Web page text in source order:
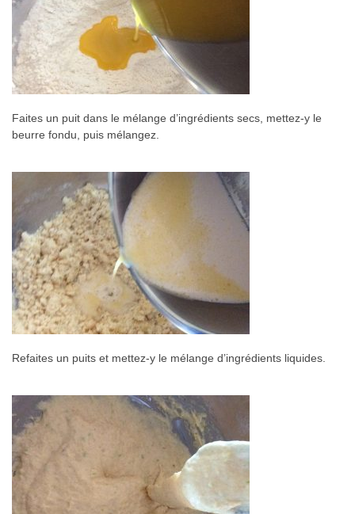
Faites un puit dans le mélange d’ingrédients secs, mettez-y le
beurre fondu, puis mélangez.
Refaites un puits et mettez-y le mélange d’ingrédients liquides.